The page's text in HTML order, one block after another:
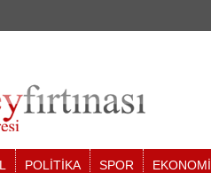
POLİTİKA SPOR EKONOMİ